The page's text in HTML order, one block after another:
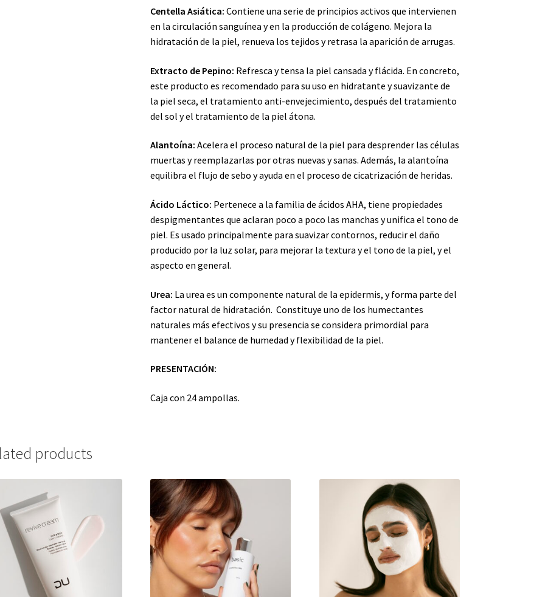
Centella Asiática: Contiene una serie de principios activos que intervienen
en la circulación sanguínea y en la producción de colágeno. Mejora la
hidratación de la piel, renueva los tejidos y retrasa la aparición de arrugas.
Extracto de Pepino: Refresca y tensa la piel cansada y flácida. En concreto,
este producto es recomendado para su uso en hidratante y suavizante de
la piel seca, el tratamiento anti-envejecimiento, después del tratamiento
del sol y el tratamiento de la piel átona.
Alantoína: Acelera el proceso natural de la piel para desprender las células
muertas y reemplazarlas por otras nuevas y sanas. Además, la alantoína
equilibra el flujo de sebo y ayuda en el proceso de cicatrización de heridas.
Ácido Láctico: Pertenece a la familia de ácidos AHA, tiene propiedades
despigmentantes que aclaran poco a poco las manchas y unifica el tono de
piel. Es usado principalmente para suavizar contornos, reducir el daño
producido por la luz solar, para mejorar la textura y el tono de la piel, y el
aspecto en general.
Urea: La urea es un componente natural de la epidermis, y forma parte del
factor natural de hidratación. Constituye uno de los humectantes
naturales más efectivos y su presencia se considera primordial para
mantener el balance de humedad y flexibilidad de la piel.
PRESENTACIÓN:
Caja con 24 ampollas.
products